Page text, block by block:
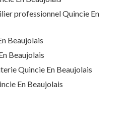
professionnel Quincie En
Beaujolais
Beaujolais
Quincie En Beaujolais
En Beaujolais